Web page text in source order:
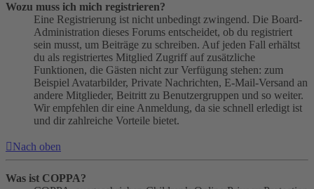
Wozu muss ich mich registrieren?
Eine Registrierung ist nicht unbedingt zwingend. Die Board-
Administration dieses Forums entscheidet, ob du registriert
sein musst, um Beiträge zu schreiben. Auf jeden Fall erhältst
du als registriertes Mitglied Zugriff auf zusätzliche
Funktionen, die Gästen nicht zur Verfügung stehen: zum
Beispiel Avatarbilder, Private Nachrichten, E-Mail-Versand an
andere Mitglieder, Beitritt zu Benutzergruppen und so weiter.
Wir empfehlen dir eine Anmeldung, da sie schnell erledigt ist
und dir zahlreiche Vorteile bietet.
Nach oben
Was ist COPPA?